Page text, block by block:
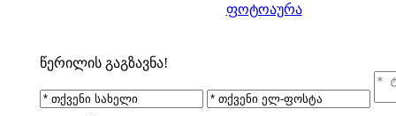
ფოტოაურა
წერილის გაგზავნა!